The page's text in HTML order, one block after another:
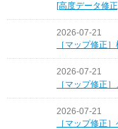
[高度データ修
2026-07-21
［マップ修正
2026-07-21
［マップ修正
2026-07-21
［マップ修正